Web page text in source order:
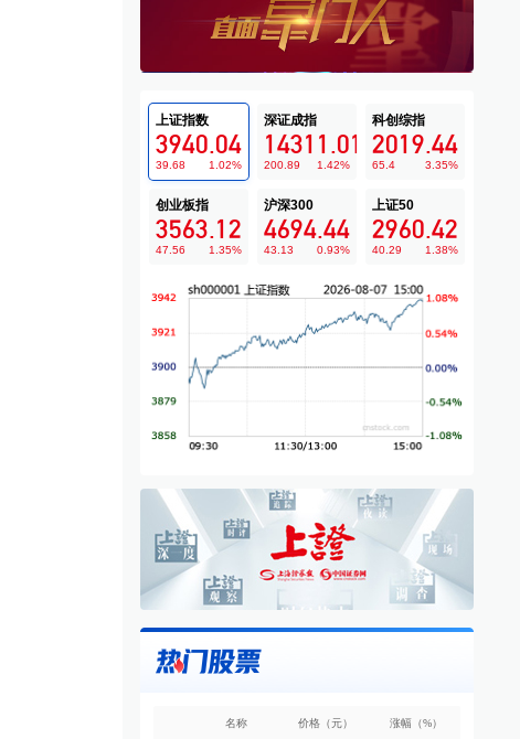
上证指数
3940.04
39.68 1.02%
深证成指
14311.01
200.89 1.42%
科创综指
2019.44
65.4 3.35%
创业板指
3563.12
47.56 1.35%
沪深300
4694.44
43.13 0.93%
上证50
2960.42
40.29 1.38%
名称 价格（元） 涨幅（%）